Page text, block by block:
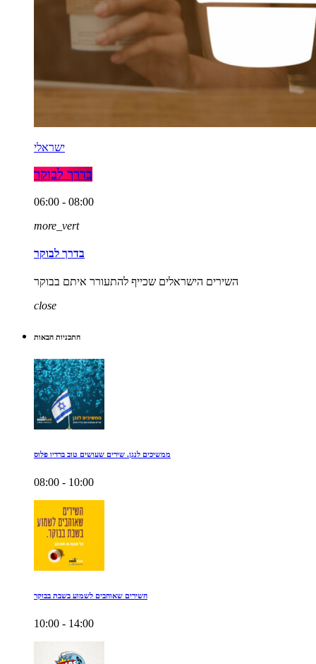
ישראלי
בדרך לבוקר
06:00 - 08:00
more_vert
בדרך לבוקר
השירים הישראלים שכייף להתעורר איתם בבוקר
close
התכניות הבאות
ממשיכים לנגן. שירים שעושים טוב ברדיו פלוס
08:00 - 10:00
השירים שאוהבים לשמוע בשבת בבוקר
10:00 - 14:00